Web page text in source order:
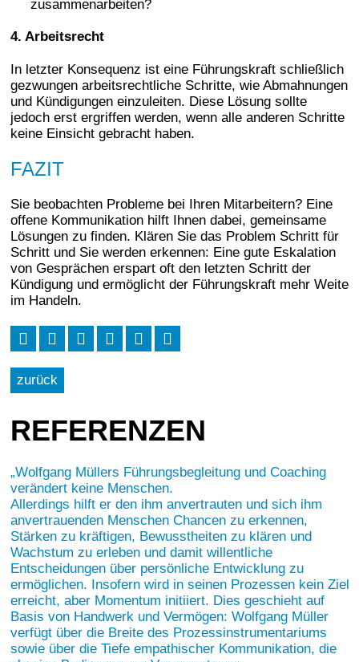
zusammenarbeiten?
4. Arbeitsrecht
In letzter Konsequenz ist eine Führungskraft schließlich
gezwungen arbeitsrechtliche Schritte, wie Abmahnungen
und Kündigungen einzuleiten. Diese Lösung sollte
jedoch erst ergriffen werden, wenn alle anderen Schritte
keine Einsicht gebracht haben.
FAZIT
Sie beobachten Probleme bei Ihren Mitarbeitern? Eine
offene Kommunikation hilft Ihnen dabei, gemeinsame
Lösungen zu finden. Klären Sie das Problem Schritt für
Schritt und Sie werden erkennen: Eine gute Eskalation
von Gesprächen erspart oft den letzten Schritt der
Kündigung und ermöglicht der Führungskraft mehr Weite
im Handeln.
zurück
REFERENZEN
Wolfgang Müllers Führungsbegleitung und Coaching
verändert keine Menschen.
Allerdings hilft er den ihm anvertrauten und sich ihm
anvertrauenden Menschen Chancen zu erkennen,
Stärken zu kräftigen, Bewusstheiten zu klären und
Wachstum zu erleben und damit willentliche
Entscheidungen über persönliche Entwicklung zu
ermöglichen. Insofern wird in seinen Prozessen kein Ziel
erreicht, aber Momentum initiiert. Dies geschieht auf
Basis von Handwerk und Vermögen: Wolfgang Müller
verfügt über die Breite des Prozessinstrumentariums
sowie über die Tiefe empathischer Kommunikation, die